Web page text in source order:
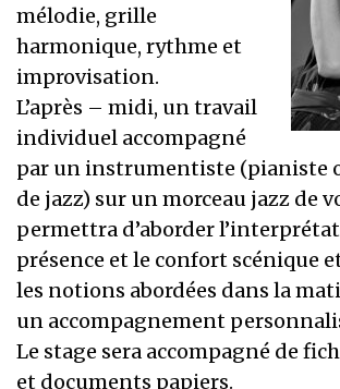
mélodie, grille
harmonique, rythme et
improvisation.
L’après – midi, un travail
individuel accompagné
par un instrumentiste (pianiste
de jazz) sur un morceau jazz de
permettra d’aborder
présence et le confort scénique
les notions abordées dans la
un accompagnement
Le stage sera accompagné de
et documents papiers.